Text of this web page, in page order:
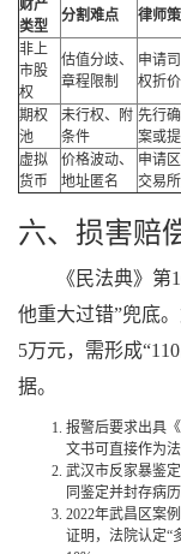
财产
类型
分割难点 律师
非上
市股
权
估值分歧、
章程限制
申请
权折
期权
池
未行权、附
条件
先行
案或
虚拟
货币
价格波动、
地址匿名
申请
交易
六、损害赔
《民法典》
他重大过错”兜底
5万元，需形成
据。
报警后要求出具
文书可直接作为
武汉市反家暴鉴
同鉴定并封存病历
2022年武昌区案
证明，法院认定“